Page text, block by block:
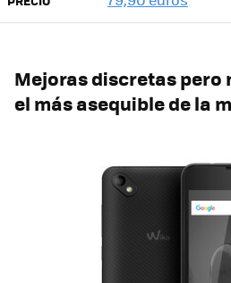
Mejoras discretas pero
el más asequible de la